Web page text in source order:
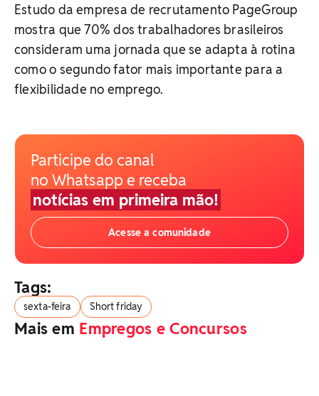
Estudo da empresa de recrutamento PageGroup
mostra que 70% dos trabalhadores brasileiros
consideram uma jornada que se adapta à rotina
como o segundo fator mais importante para a
flexibilidade no emprego.
Participe do canal
no Whatsapp e receba
notícias em primeira mão!
Acesse a comunidade
Tags:
sexta-feira Short friday
Mais em Empregos e Concursos